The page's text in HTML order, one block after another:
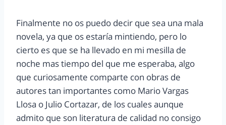
Finalmente no os puedo decir que sea una mala
novela, ya que os estaría mintiendo, pero lo
cierto es que se ha llevado en mi mesilla de
noche mas tiempo del que me esperaba, algo
que curiosamente comparte con obras de
autores tan importantes como Mario Vargas
Llosa o Julio Cortazar, de los cuales aunque
admito que son literatura de calidad no consigo